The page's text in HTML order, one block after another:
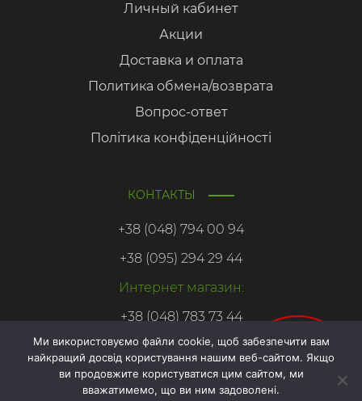
Личный кабинет
Акции
Доставка и оплата
Политика обмена/возврата
Вопрос-ответ
Політика конфіденційності
КОНТАКТЫ
+38 (048) 794 00 94
+38 (095) 294 29 44
Интернет магазин:
+38 (048) 783 73 44
Онлайн
запис
Ми використовуємо файли cookie, щоб забезпечити вам
найкращий досвід користування нашим веб-сайтом. Якщо
ви продовжите користуватися цим сайтом, ми
вважатимемо, що ви ним задоволені.